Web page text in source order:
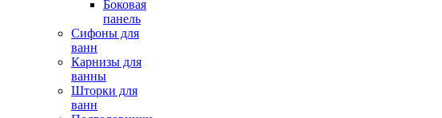
Боковая
панель
Сифоны для
ванн
Карнизы для
ванны
Шторки для
ванн